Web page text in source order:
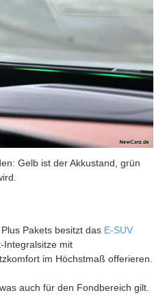
Gelb ist der Akkustand, grün
Pakets besitzt das E-SUV
Integralsitze mit
im Höchstmaß offerieren.
auch für den Fondbereich gilt.